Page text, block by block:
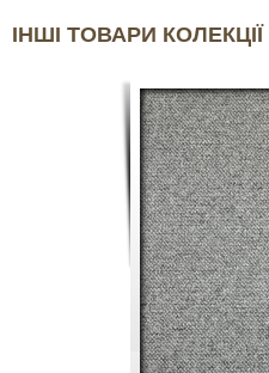
ІНШІ ТОВАРИ КОЛЕКЦІЇ